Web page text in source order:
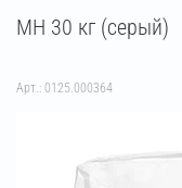
МН 30 кг (серый)
Арт.: 0125.000364